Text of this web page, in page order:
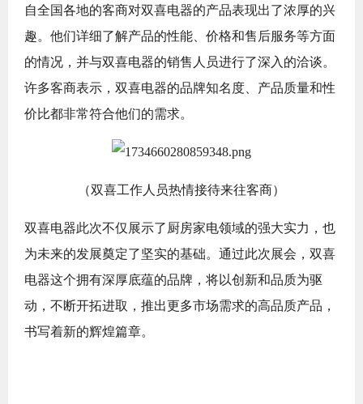
自全国各地的客商对双喜电器的产品表现出了浓厚的兴
趣。他们详细了解产品的性能、价格和售后服务等方面
的情况，并与双喜电器的销售人员进行了深入的洽谈。
许多客商表示，双喜电器的品牌知名度、产品质量和性
价比都非常符合他们的需求。
（双喜工作人员热情接待来往客商）
双喜电器此次不仅展示了厨房家电领域的强大实力，也
为未来的发展奠定了坚实的基础。通过此次展会，双喜
电器这个拥有深厚底蕴的品牌，将以创新和品质为驱
动，不断开拓进取，推出更多市场需求的高品质产品，
书写着新的辉煌篇章。